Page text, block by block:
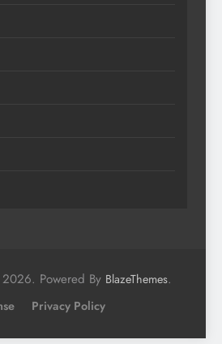
2026. Powered By BlazeThemes.
Privacy Policy